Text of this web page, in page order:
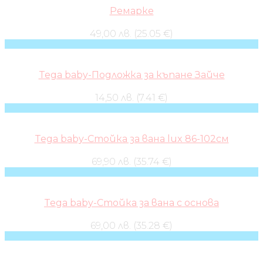
Ремарке
49,00 лв. (25.05 €)
Tega baby-Подложка за къпане Зайче
14,50 лв. (7.41 €)
Tega baby-Стойка за вана lux 86-102см
69,90 лв. (35.74 €)
Tega baby-Стойка за вана с основа
69,00 лв. (35.28 €)